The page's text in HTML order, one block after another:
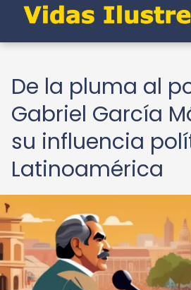
De la pluma al
Gabriel García
su influencia
Latinoamérica